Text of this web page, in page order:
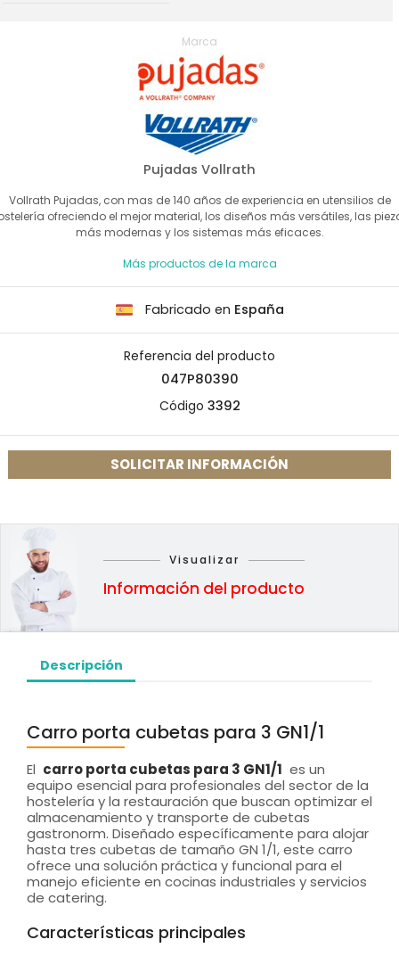
Marca
Pujadas Vollrath
Vollrath Pujadas, con mas de 140 años de experiencia en utensilios de
ofreciendo el mejor material, los diseños más versátiles, las
más modernas y los sistemas más eficaces.
Más productos de la marca
Fabricado en España
Referencia del producto
047P80390
Código 3392
SOLICITAR INFORMACIÓN
Visualizar
Información del producto
Descripción
Carro porta cubetas para 3 GN1/1
El carro porta cubetas para 3 GN1/1 es un
equipo esencial para profesionales del sector de la
hostelería y la restauración que buscan optimizar el
almacenamiento y transporte de cubetas
gastronorm. Diseñado específicamente para alojar
hasta tres cubetas de tamaño GN 1/1, este carro
ofrece una solución práctica y funcional para el
manejo eficiente en cocinas industriales y servicios
de catering.
Características principales